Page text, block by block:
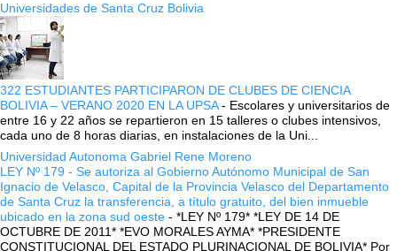
Universidades de Santa Cruz Bolivia
322 ESTUDIANTES PARTICIPARON DE CLUBES DE CIENCIA
BOLIVIA – VERANO 2020 EN LA UPSA- Escolares y universitarios de
entre 16 y 22 años se repartieron en 15 talleres o clubes intensivos,
cada uno de 8 horas diarias, en instalaciones de la Uni...
Universidad Autonoma Gabriel Rene Moreno
LEY Nº 179 - Se autoriza al Gobierno Autónomo Municipal de San
Ignacio de Velasco, Capital de la Provincia Velasco del Departamento
de Santa Cruz la transferencia, a título gratuito, del bien inmueble
ubicado en la zona sud oeste - *LEY Nº 179* *LEY DE 14 DE
OCTUBRE DE 2011* *EVO MORALES AYMA* *PRESIDENTE
CONSTITUCIONAL DEL ESTADO PLURINACIONAL DE BOLIVIA* Por